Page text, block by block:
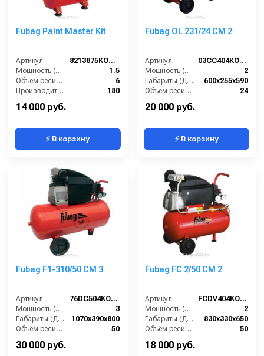
Fubag Paint Master Kit
Артикул:
8213875KOA609
Мощность (л/с):
1.5
Объём ресивера (л):
6
Производительность на выходе (л/мин):
180
Рабочее давление (PSI):
14 000 руб.
⚡ В корзину
Fubag OL 231/24 CM 2
Артикул:
03CC404KOA602
Мощность (л/с):
2
Габариты (ДхШхВ):
600х255х590
Объём ресивера (л):
24
Производительность на выходе (л/мин):
20 000 руб.
⚡ В корзину
Fubag F1-310/50 CM 3
Артикул:
76DC504KOA616
Мощность (л/с):
3
Габариты (ДхШхВ):
1070х390х800
Объём ресивера (л):
50
Производительность на выходе (л/мин):
30 000 руб.
Fubag FC 2/50 CM 2
Артикул:
FCDV404KOA618
Мощность (л/с):
2
Габариты (ДхШхВ):
830х330х650
Объём ресивера (л):
50
Производительность на выходе (л/мин):
18 000 руб.